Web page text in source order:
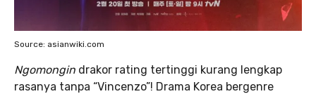
Source: asianwiki.com
Ngomongin drakor rating tertinggi kurang lengkap
rasanya tanpa “Vincenzo”! Drama Korea bergenre